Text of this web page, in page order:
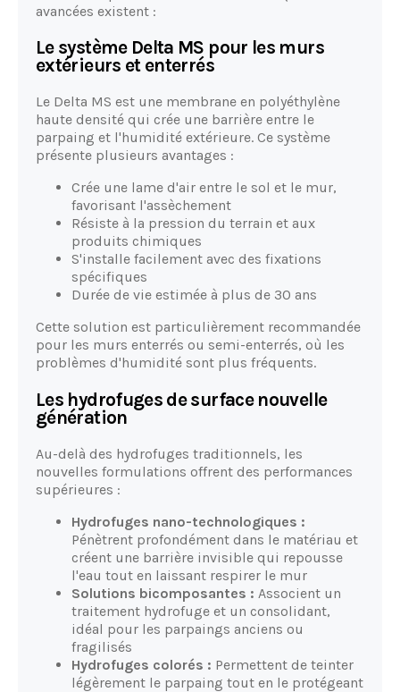
avancées existent :
Le système Delta MS pour les murs
extérieurs et enterrés
Le Delta MS est une membrane en polyéthylène
haute densité qui crée une barrière entre le
parpaing et l'humidité extérieure. Ce système
présente plusieurs avantages :
Crée une lame d'air entre le sol et le mur,
favorisant l'assèchement
Résiste à la pression du terrain et aux
produits chimiques
S'installe facilement avec des fixations
spécifiques
Durée de vie estimée à plus de 30 ans
Cette solution est particulièrement recommandée
pour les murs enterrés ou semi-enterrés, où les
problèmes d'humidité sont plus fréquents.
Les hydrofuges de surface nouvelle
génération
Au-delà des hydrofuges traditionnels, les
nouvelles formulations offrent des performances
supérieures :
Hydrofuges nano-technologiques :
Pénètrent profondément dans le matériau et
créent une barrière invisible qui repousse
l'eau tout en laissant respirer le mur
Solutions bicomposantes : Associent un
traitement hydrofuge et un consolidant,
idéal pour les parpaings anciens ou
fragilisés
Hydrofuges colorés : Permettent de teinter
légèrement le parpaing tout en le protégeant